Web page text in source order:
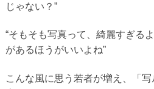
じゃない？”
“そもそも写真って、綺麗すぎる
があるほうがいいよね”
こんな風に思う若者が増え、「